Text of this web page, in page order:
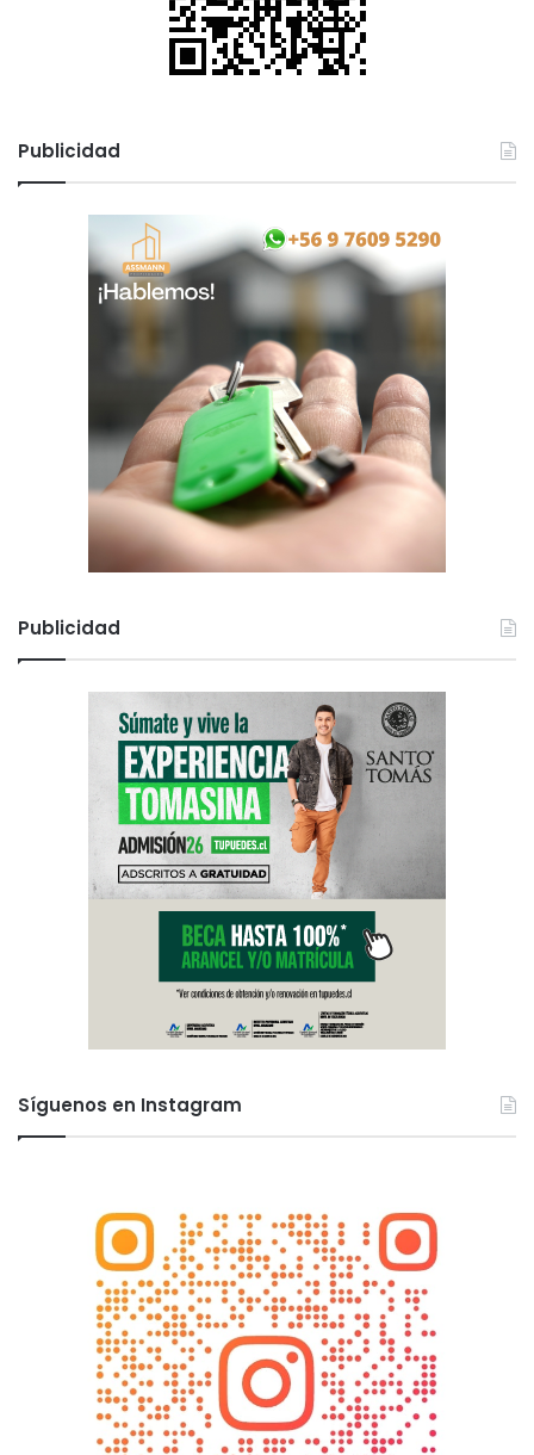
Publicidad
Publicidad
Síguenos en Instagram